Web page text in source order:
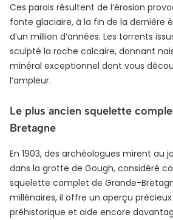
Ces parois résultent de l’érosion
fonte glaciaire, à la fin de la dernière
d’un million d’années. Les torrents
sculpté la roche calcaire, donnant
minéral exceptionnel dont vous
l’ampleur.
Le plus ancien squelette
Bretagne
En 1903, des archéologues mirent au
dans la grotte de Gough, considéré
squelette complet de Grande-
millénaires, il offre un aperçu
préhistorique et aide encore